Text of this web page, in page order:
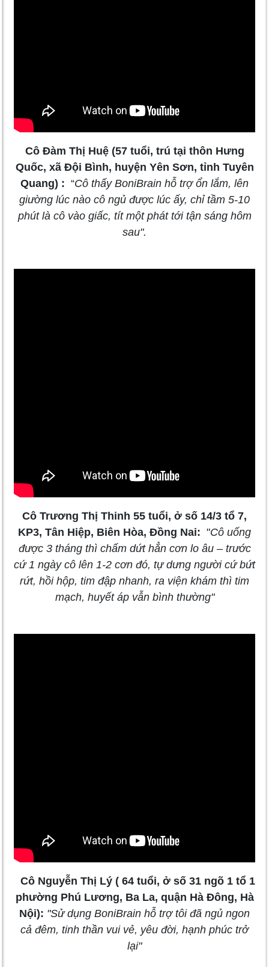
Cô Đàm Thị Huệ (57 tuổi, trú tại thôn Hưng
Quốc, xã Đội Bình, huyện Yên Sơn, tỉnh Tuyên
Quang) : “Cô thấy BoniBrain hỗ trợ ổn lắm, lên
giường lúc nào cô ngủ được lúc ấy, chỉ tầm 5-10
phút là cô vào giấc, tít một phát tới tận sáng hôm
sau".
Cô Trương Thị Thinh 55 tuổi, ở số 14/3 tổ 7,
KP3, Tân Hiệp, Biên Hòa, Đồng Nai: "Cô uống
được 3 tháng thì chấm dứt hẳn cơn lo âu – trước
cứ 1 ngày cô lên 1-2 cơn đó, tự dưng người cứ bứt
rứt, hồi hộp, tim đập nhanh, ra viện khám thì tim
mạch, huyết áp vẫn bình thường"
Cô Nguyễn Thị Lý ( 64 tuổi, ở số 31 ngõ 1 tổ 1
phường Phú Lương, Ba La, quận Hà Đông, Hà
Nội): "Sử dụng BoniBrain hỗ trợ tôi đã ngủ ngon
cả đêm, tinh thần vui vẻ, yêu đời, hạnh phúc trở
lại"